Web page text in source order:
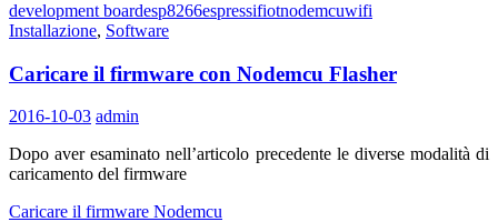
development boardesp8266espressifiotnodemcuwifi
Installazione, Software
Caricare il firmware con Nodemcu Flasher
2016-10-03 admin
Dopo aver esaminato nell’articolo precedente le diverse modalità di
caricamento del firmware
Caricare il firmware Nodemcu